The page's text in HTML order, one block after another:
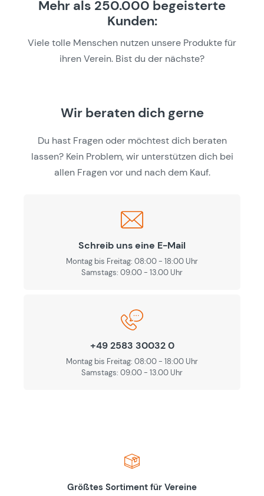
Mehr als 250.000 begeisterte
Kunden:
Viele tolle Menschen nutzen unsere Produkte für
ihren Verein. Bist du der nächste?
Wir beraten dich gerne
Du hast Fragen oder möchtest dich beraten
lassen? Kein Problem, wir unterstützen dich bei
allen Fragen vor und nach dem Kauf.
Schreib uns eine E-Mail
Montag bis Freitag: 08:00 - 18:00 Uhr
Samstags: 09.00 - 13.00 Uhr
+49 2583 30032 0
Montag bis Freitag: 08:00 - 18:00 Uhr
Samstags: 09.00 - 13.00 Uhr
Größtes Sortiment für Vereine